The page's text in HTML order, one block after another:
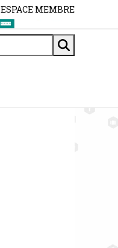
ESPACE MEMBRE